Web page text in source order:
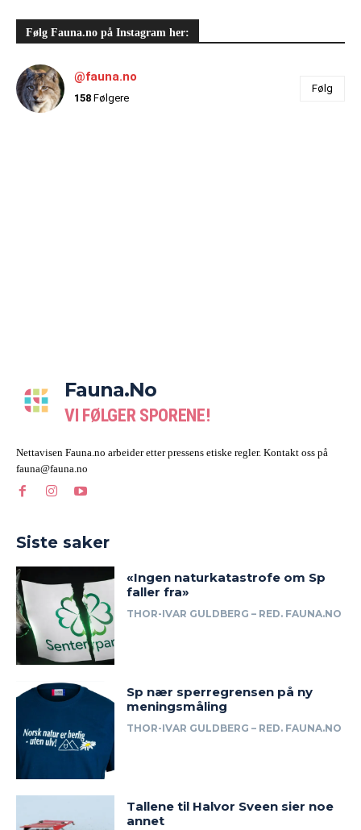
Følg Fauna.no på Instagram her:
@fauna.no
158 Følgere
Følg
Fauna.no
VI FØLGER SPORENE!
Nettavisen Fauna.no arbeider etter pressens etiske regler. Kontakt oss på
fauna@fauna.no
Siste saker
«Ingen naturkatastrofe om Sp
faller fra»
THOR-IVAR GULDBERG – RED. FAUNA.NO
Sp nær sperregrensen på ny
meningsmåling
THOR-IVAR GULDBERG – RED. FAUNA.NO
Tallene til Halvor Sveen sier noe
annet